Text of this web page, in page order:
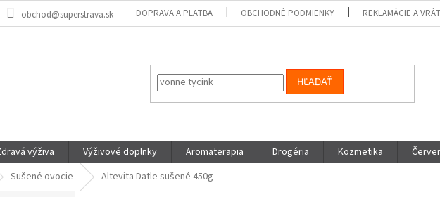
obchod@superstrava.sk DOPRAVA A PLATBA OBCHODNÉ PODMIENKY REKLAMÁCIE A
HĽADAŤ
výživa Výživové doplnky Aromaterapia Drogéria Kozmetika
Sušené ovocie Altevita Datle sušené 450g